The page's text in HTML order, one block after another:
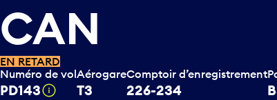
CAN
EN RETARD
Numéro de vol
PD143 Infobulle
Aérogare
T3
Comptoir d’enregistrement
226-234